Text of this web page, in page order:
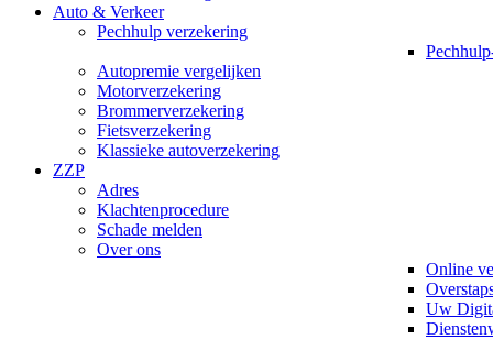
Auto & Verkeer
Pechhulp verzekering
Autopremie vergelijken
Motorverzekering
Brommerverzekering
Fietsverzekering
Klassieke autoverzekering
ZZP
Adres
Klachtenprocedure
Schade melden
Over ons
Online
Uw